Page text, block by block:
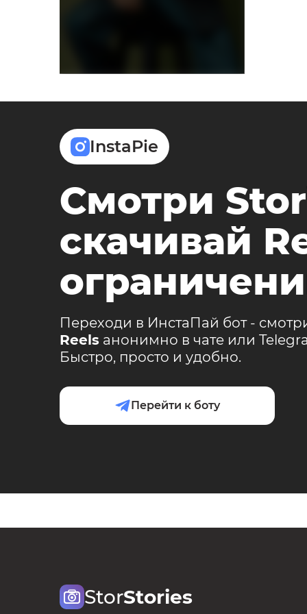
InstaPie
Смотри
скачивай
Переходи в ИнстаПай бот -
Reels анонимно в чате или
Быстро, просто и удобно.
Перейти к боту
StorStories